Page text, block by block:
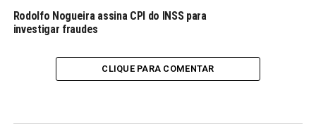
Rodolfo Nogueira assina CPI do INSS para
investigar fraudes
CLIQUE PARA COMENTAR